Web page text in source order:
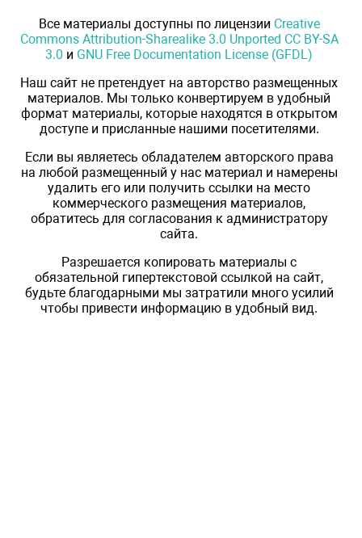
Все материалы доступны по лицензии Creative
Commons Attribution-Sharealike 3.0 Unported CC BY-SA
3.0 и GNU Free Documentation License (GFDL)
Наш сайт не претендует на авторство размещенных
материалов. Мы только конвертируем в удобный
формат материалы, которые находятся в открытом
доступе и присланные нашими посетителями.
Если вы являетесь обладателем авторского права
на любой размещенный у нас материал и намерены
удалить его или получить ссылки на место
коммерческого размещения материалов,
обратитесь для согласования к администратору
сайта.
Разрешается копировать материалы с
обязательной гипертекстовой ссылкой на сайт,
будьте благодарными мы затратили много усилий
чтобы привести информацию в удобный вид.